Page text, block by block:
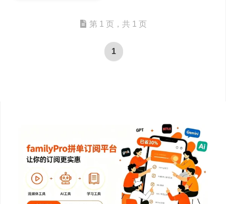
第 1 页，共 1 页
1